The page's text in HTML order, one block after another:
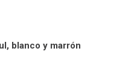
blanco y marrón